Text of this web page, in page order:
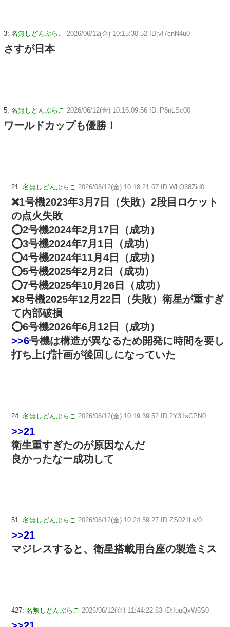
3: 名無しどんぶらこ 2026/06/12(金) 10:15:30.52 ID:vI7cnN4u0
さすが日本
5: 名無しどんぶらこ 2026/06/12(金) 10:16:09.56 ID:lP8nLSc00
ワールドカップも優勝！
21: 名無しどんぶらこ 2026/06/12(金) 10:18:21.07 ID:WLQ38Zid0
❌1号機2023年3月7日（失敗）2段目ロケット
の点火失敗
⭕2号機2024年2月17日（成功）
⭕3号機2024年7月1日（成功）
⭕4号機2024年11月4日（成功）
⭕5号機2025年2月2日（成功）
⭕7号機2025年10月26日（成功）
❌8号機2025年12月22日（失敗）衛星が重すぎ
て内部破損
⭕6号機2026年6月12日（成功）
>>6号機は構造が異なるため開発に時間を要し
打ち上げ計画が後回しになっていた
24: 名無しどんぶらこ 2026/06/12(金) 10:19:39.52 ID:2Y31sCPN0
>>21
衛生重すぎたのが原因なんだ
良かったなー成功して
51: 名無しどんぶらこ 2026/06/12(金) 10:24:59.27 ID:ZS021Ls/0
>>21
マジレスすると、衛星搭載用台座の製造ミス
427: 名無しどんぶらこ 2026/06/12(金) 11:44:22.83 ID:IuuQxW5S0